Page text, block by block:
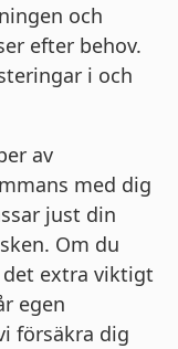
och
efter behov.
i och
av
med dig
just din
Om du
extra viktigt
egen
försäkra dig